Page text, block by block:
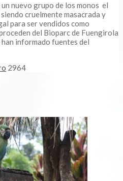
nuevo grupo de los monos el
cruelmente masacrada y
para ser vendidos como
del Bioparc de Fuengirola
informado fuentes del
2964